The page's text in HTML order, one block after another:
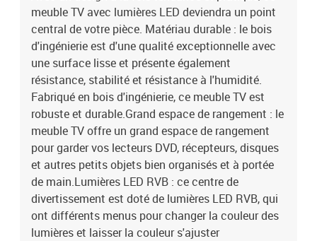
espace au sol et garder la zone propre. Bon à savoir :Les vis et les
chevilles pour l'intérieur du mur ne sont pas incluses. Nous vous
conseillons de trouver et d'utiliser des vis et des chevilles adaptées
spécifiquement à vos murs. Si vous n'êtes pas sûr, vous pouvez
consulter un professionnel. Veuillez lire et suivre chaque étape des
instructions.Ce produit est doté d'un connecteur USB qui nécessite
une source d'alimentation USB de 5V certifiée (non
incluse).Couleur : chêne fuméMatériau : bois d'ingénierie,
verreDimensions : 40,5 x 30 x 60 cm (L x l x H)Assemblage requis :
meuble TV avec lumières LED deviendra un point
central de votre pièce. Matériau durable : le bois
d'ingénierie est d'une qualité exceptionnelle avec
une surface lisse et présente également
résistance, stabilité et résistance à l'humidité.
Fabriqué en bois d'ingénierie, ce meuble TV est
robuste et durable.Grand espace de rangement : le
meuble TV offre un grand espace de rangement
pour garder vos lecteurs DVD, récepteurs, disques
et autres petits objets bien organisés et à portée
de main.Lumières LED RVB : ce centre de
divertissement est doté de lumières LED RVB, qui
ont différents menus pour changer la couleur des
lumières et laisser la couleur s'ajuster